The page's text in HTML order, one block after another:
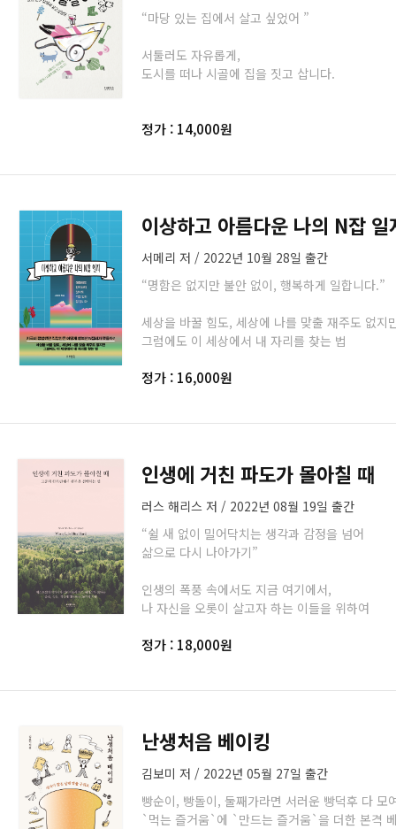
“마당 있는 집에서 살고 싶었어 ”
서툴러도 자유롭게,
도시를 떠나 시골에 집을 짓고 삽니다.
정가 : 14,000원
이상하고 아름다운 나의 N잡 일
서메리 저 / 2022년 10월 28일 출간
“명함은 없지만 불안 없이, 행복하게 일합니다.”
세상을 바꿀 힘도, 세상에 나를 맞출 재주도 없지
그럼에도 이 세상에서 내 자리를 찾는 법
정가 : 16,000원
인생에 거친 파도가 몰아칠 때
러스 해리스 저 / 2022년 08월 19일 출간
“쉴 새 없이 밀어닥치는 생각과 감정을 넘어
삶으로 다시 나아가기”
인생의 폭풍 속에서도 지금 여기에서,
나 자신을 오롯이 살고자 하는 이들을 위하여
정가 : 18,000원
난생처음 베이킹
김보미 저 / 2022년 05월 27일 출간
빵순이, 빵돌이, 둘째가라면 서러운 빵덕후 다 모
`먹는 즐거움`에 `만드는 즐거움`을 더한 본격